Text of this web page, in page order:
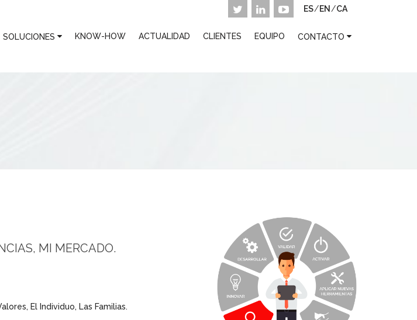
ES/EN /CA
SOLUCIONES KNOW-HOW ACTUALIDAD CLIENTES EQUIPO CONTACTO
MI MERCADO.
El Individuo, Las Familias.